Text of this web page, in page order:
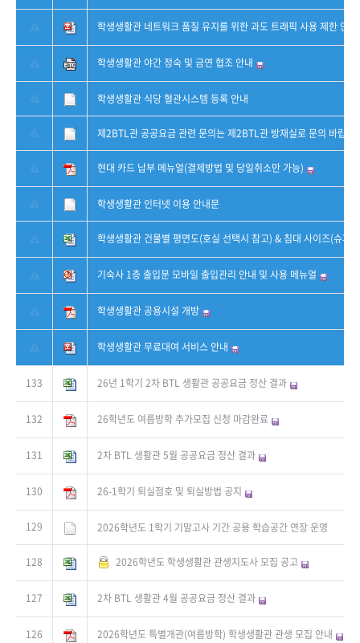
학생생활관 네트워크 품질 유지를 위한 과도 트래픽 사용 제한 안내
학생생활관 야간 정숙 및 금연 협조 안내
학생생활관 식당 혈관시스템 등록 안내
제2BTL관 공공요금 관련 문의는 제2BTL관 방재실로 문의 바랍니
현대 카드 납부 메뉴얼(결제방법 및 당일취소만 가능)
학생생활관 인터넷 이용 안내문
학생생활관 건물별 평면도(호실 선택시 참고) & 침대 사이즈(슈퍼
기숙사 1층 출입문 모바일 출입관리 안내 및 사용 메뉴얼
학생생활관 공용시설 개방
학생생활관 무료대여 서비스 안내
133 26년 1학기 2차 BTL 생활관 공공요금 정산 결과
132 26학년도 여름방학 추가모집 신청 마감완료
131 2차 BTL 생활관 5월 공공요금 정산 결과
130 26-1학기 퇴실점호 및 퇴실방법 공지
129 2026학년도 1학기 기말고사 기간 공용 학습공간 연장 운영
128 2026학년도 학생생활관 관생지도사 모집 공고
127 2차 BTL 생활관 4월 공공요금 정산 결과
126 2026학년도 특별개관(여름방학) 학생생활관 관생 모집 안내